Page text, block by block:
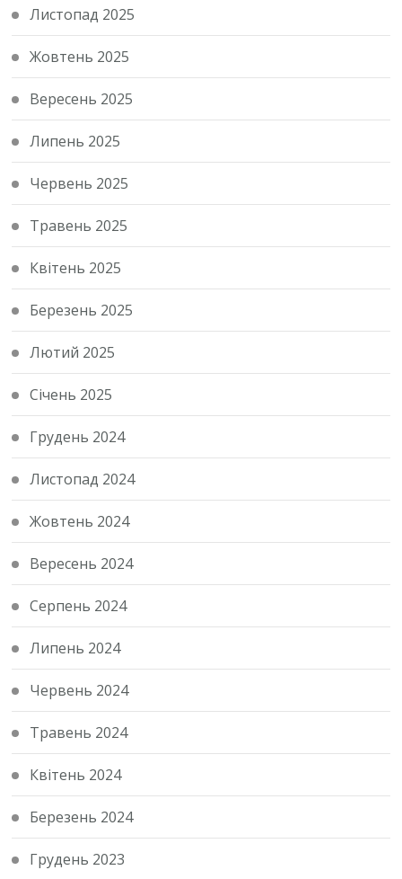
Листопад 2025
Жовтень 2025
Вересень 2025
Липень 2025
Червень 2025
Травень 2025
Квітень 2025
Березень 2025
Лютий 2025
Січень 2025
Грудень 2024
Листопад 2024
Жовтень 2024
Вересень 2024
Серпень 2024
Липень 2024
Червень 2024
Травень 2024
Квітень 2024
Березень 2024
Грудень 2023